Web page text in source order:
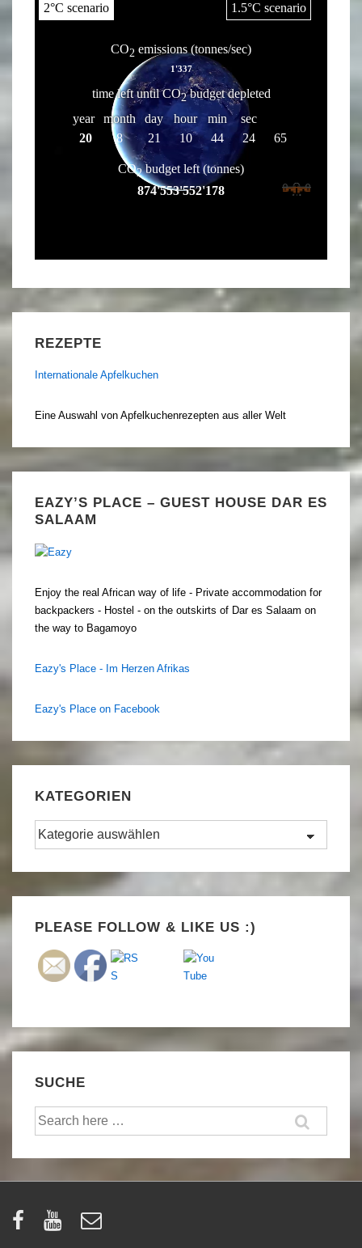
REZEPTE
Internationale Apfelkuchen
Eine Auswahl von Apfelkuchenrezepten aus aller Welt
EAZY’S PLACE – GUEST HOUSE DAR ES
SALAAM
Enjoy the real African way of life - Private accommodation for
backpackers - Hostel - on the outskirts of Dar es Salaam on
the way to Bagamoyo
Eazy's Place - Im Herzen Afrikas
Eazy's Place on Facebook
KATEGORIEN
Kategorien
PLEASE FOLLOW & LIKE US :)
SUCHE
Suche